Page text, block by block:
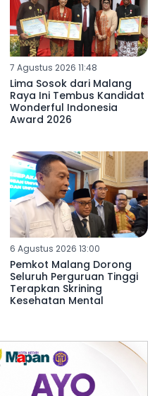
7 Agustus 2026 11:48
Lima Sosok dari Malang
Raya Ini Tembus Kandidat
Wonderful Indonesia
Award 2026
6 Agustus 2026 13:00
Pemkot Malang Dorong
Seluruh Perguruan Tinggi
Terapkan Skrining
Kesehatan Mental